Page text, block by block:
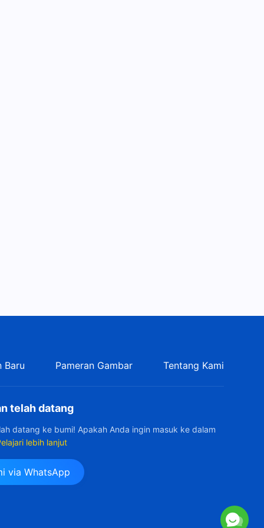
Baru Pameran Gambar Tentang Kami
telah datang
datang ke bumi! Apakah Anda ingin masuk ke dalam
lebih lanjut
via WhatsApp